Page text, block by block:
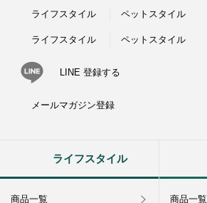
ライフスタイル ペットスタイル
ライフスタイル ペットスタイル
LINE 登録する
メールマガジン登録
ライフスタイル
商品一覧 商品一覧